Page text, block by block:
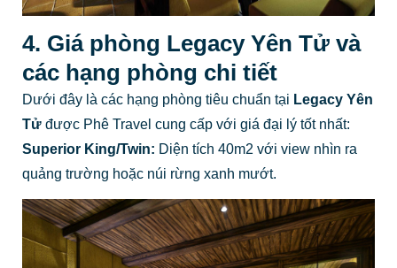
4. Giá phòng Legacy Yên Tử và
các hạng phòng chi tiết
Dưới đây là các hạng phòng tiêu chuẩn tại Legacy Yên
Tửđược Phê Travel cung cấp với giá đại lý tốt nhất:
Superior King/Twin: Diện tích 40m2 với view nhìn ra
quảng trường hoặc núi rừng xanh mướt.